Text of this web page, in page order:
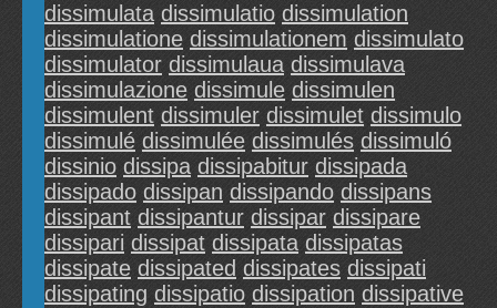
dissimulata dissimulatio dissimulation
dissimulatione dissimulationem dissimulato
dissimulator dissimulaua dissimulava
dissimulazione dissimule dissimulen
dissimulent dissimuler dissimulet dissimulo
dissimulé dissimulée dissimulés dissimuló
dissinio dissipa dissipabitur dissipada
dissipado dissipan dissipando dissipans
dissipant dissipantur dissipar dissipare
dissipari dissipat dissipata dissipatas
dissipate dissipated dissipates dissipati
dissipating dissipatio dissipation dissipative